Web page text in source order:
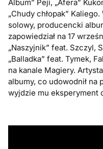
Album” Peji, „Afera”
„Chudy chłopak”
solowy, producencki
zapowiedział na 17
„Naszyjnik” feat. Szczyl,
„Balladka” feat. Tymek,
na kanale Magiery.
albumy, co udowodnił na
wyjdzie mu eksperyment